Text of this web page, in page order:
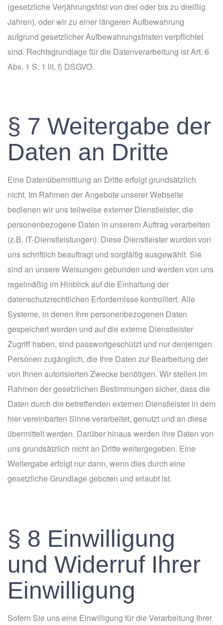
(gesetzliche Verjährungsfrist von drei oder bis zu dreißig
Jahren), oder wir zu einer längeren Aufbewahrung
aufgrund gesetzlicher Aufbewahrungsfristen verpflichtet
sind. Rechtsgrundlage für die Datenverarbeitung ist Art. 6
Abs. 1 S. 1 lit. f) DSGVO.
§ 7 Weitergabe der
Daten an Dritte
Eine Datenübermittlung an Dritte erfolgt grundsätzlich
nicht. Im Rahmen der Angebote unserer Webseite
bedienen wir uns teilweise externer Dienstleister, die
personenbezogene Daten in unserem Auftrag verarbeiten
(z.B. IT-Dienstleistungen). Diese Dienstleister wurden von
uns schriftlich beauftragt und sorgfältig ausgewählt. Sie
sind an unsere Weisungen gebunden und werden von uns
regelmäßig im Hinblick auf die Einhaltung der
datenschutzrechtlichen Erfordernisse kontrolliert. Alle
Systeme, in denen Ihre personenbezogenen Daten
gespeichert werden und auf die externe Dienstleister
Zugriff haben, sind passwortgeschützt und nur denjenigen
Personen zugänglich, die Ihre Daten zur Bearbeitung der
von Ihnen autorisierten Zwecke benötigen. Wir stellen im
Rahmen der gesetzlichen Bestimmungen sicher, dass die
Daten durch die betreffenden externen Dienstleister in dem
hier vereinbarten Sinne verarbeitet, genutzt und an diese
übermittelt werden. Darüber hinaus werden ihre Daten von
uns grundsätzlich nicht an Dritte weitergegeben. Eine
Weitergabe erfolgt nur dann, wenn dies durch eine
gesetzliche Grundlage geboten und erlaubt ist.
§ 8 Einwilligung
und Widerruf Ihrer
Einwilligung
Sofern Sie uns eine Einwilligung für die Verarbeitung Ihrer